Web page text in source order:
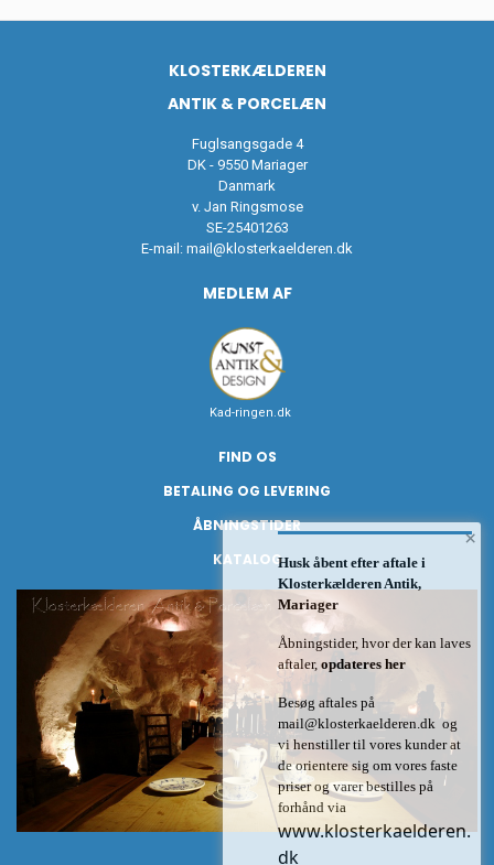
KLOSTERKÆLDEREN
ANTIK & PORCELÆN
Fuglsangsgade 4
DK - 9550 Mariager
Danmark
v. Jan Ringsmose
SE-25401263
E-mail: mail@klosterkaelderen.dk
MEDLEM AF
Kad-ringen.dk
FIND OS
BETALING OG LEVERING
ÅBNINGSTIDER
KATALOG
×
Husk åbent efter aftale i
Klosterkælderen Antik,
Mariager
Åbningstider, hvor der kan laves
aftaler, opdateres her
Besøg aftales på
mail@klosterkaelderen.dk og
vi henstiller til vores kunder at
de orientere sig om vores faste
priser og varer bestilles på
forhånd via
www.klosterkaelderen.
dk